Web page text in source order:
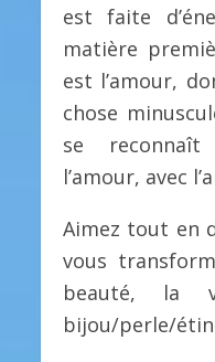
est faite
matière
est l’amour,
chose
se
l’amour, avec
Aimez tout en
vous
beauté, la
bijou/perle/